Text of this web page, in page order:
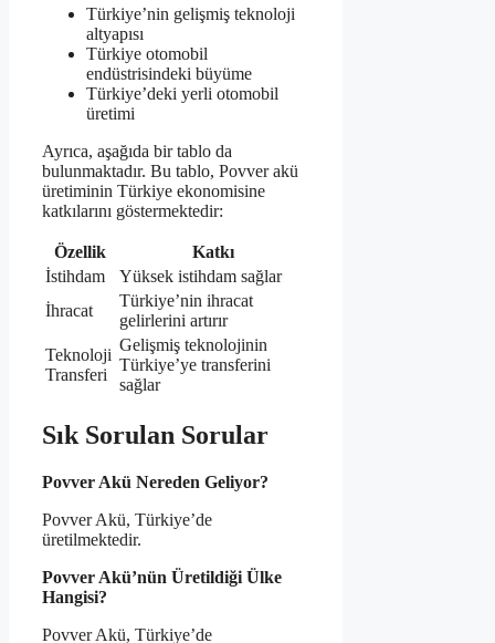
Türkiye’nin gelişmiş teknoloji
altyapısı
Türkiye otomobil
endüstrisindeki büyüme
Türkiye’deki yerli otomobil
üretimi
Ayrıca, aşağıda bir tablo da
bulunmaktadır. Bu tablo, Povver akü
üretiminin Türkiye ekonomisine
katkılarını göstermektedir:
Özellik
Katkı
İstihdam
Yüksek istihdam sağlar
İhracat
Türkiye’nin ihracat
gelirlerini artırır
Teknoloji
Transferi
Gelişmiş teknolojinin
Türkiye’ye transferini
sağlar
Sık Sorulan Sorular
Povver Akü Nereden Geliyor?
Povver Akü, Türkiye’de
üretilmektedir.
Povver Akü’nün Üretildiği Ülke
Hangisi?
Povver Akü, Türkiye’de